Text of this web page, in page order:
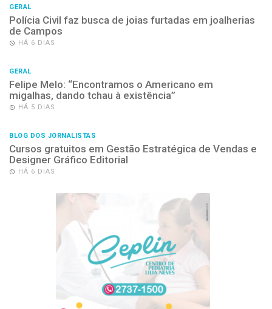
GERAL
Polícia Civil faz busca de joias furtadas em joalherias
de Campos
HÁ 6 DIAS
GERAL
Felipe Melo: “Encontramos o Americano em
migalhas, dando tchau à existência”
HÁ 5 DIAS
BLOG DOS JORNALISTAS
Cursos gratuitos em Gestão Estratégica de Vendas e
Designer Gráfico Editorial
HÁ 6 DIAS